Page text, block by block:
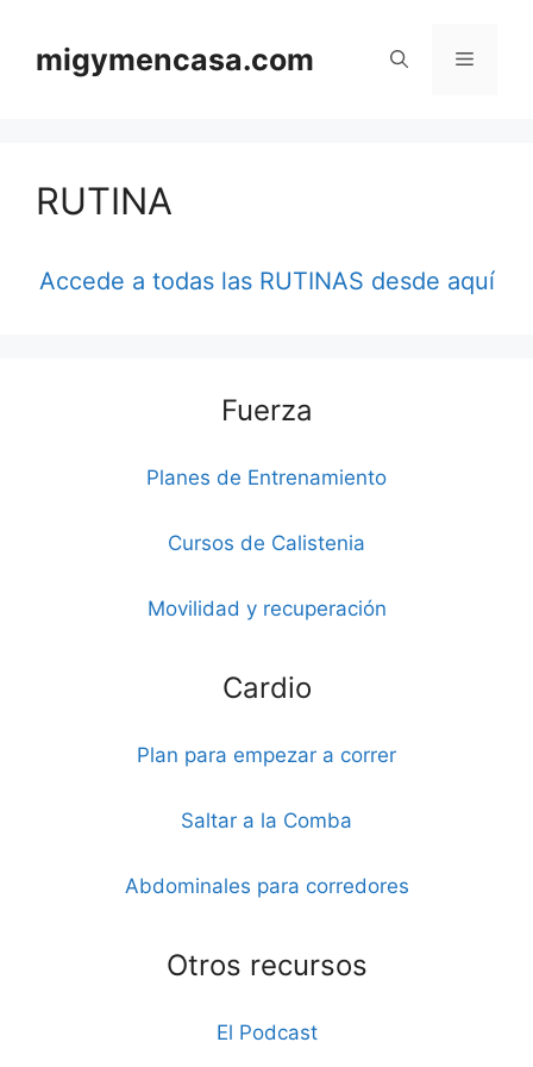
contenido
migymencasa.com Menú
RUTINA
Accede a todas las RUTINAS desde aquí
Fuerza
Planes de Entrenamiento
Cursos de Calistenia
Movilidad y recuperación
Cardio
Plan para empezar a correr
Saltar a la Comba
Abdominales para corredores
Otros recursos
El Podcast